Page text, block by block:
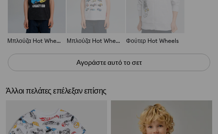
Μπλούζα Hot Wheels Μπλούζα Hot Wheels Φούτερ Hot Wheels
Αγοράστε αυτό το σετ
Άλλοι πελάτες επέλεξαν επίσης